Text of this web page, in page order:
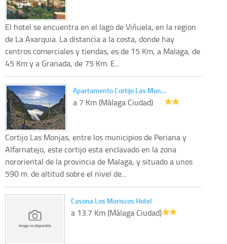
El hotel se encuentra en el lago de Viñuela, en la region
de La Axarquia. La distancia a la costa, donde hay
centros comerciales y tiendas, es de 15 Km, a Malaga, de
45 Km y a Granada, de 75 Km. E...
Apartamento Cortijo Las Mon…
a 7 Km (Málaga Ciudad)
Cortijo Las Monjas, entre los municipios de Periana y
Alfarnatejo, este cortijo esta enclavado en la zona
nororiental de la provincia de Malaga, y situado a unos
590 m. de altitud sobre el nivel de...
Casona Los Moriscos Hotel
a 13.7 Km (Málaga Ciudad)